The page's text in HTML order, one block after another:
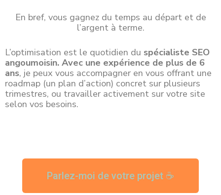
En bref, vous gagnez du temps au départ et de
l’argent à terme.
L’optimisation est le quotidien du spécialiste SEO
angoumoisin. Avec une expérience de plus de 6
ans, je peux vous accompagner en vous offrant une
roadmap (un plan d’action) concret sur plusieurs
trimestres, ou travailler activement sur votre site
selon vos besoins.
Parlez-moi de votre projet ☕